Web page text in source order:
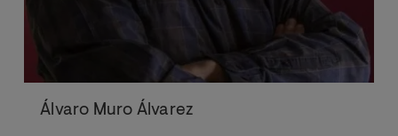
Álvaro Muro Álvarez